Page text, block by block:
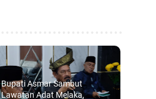
Bupati Asmar Sambut
Lawatan Adat Melaka,